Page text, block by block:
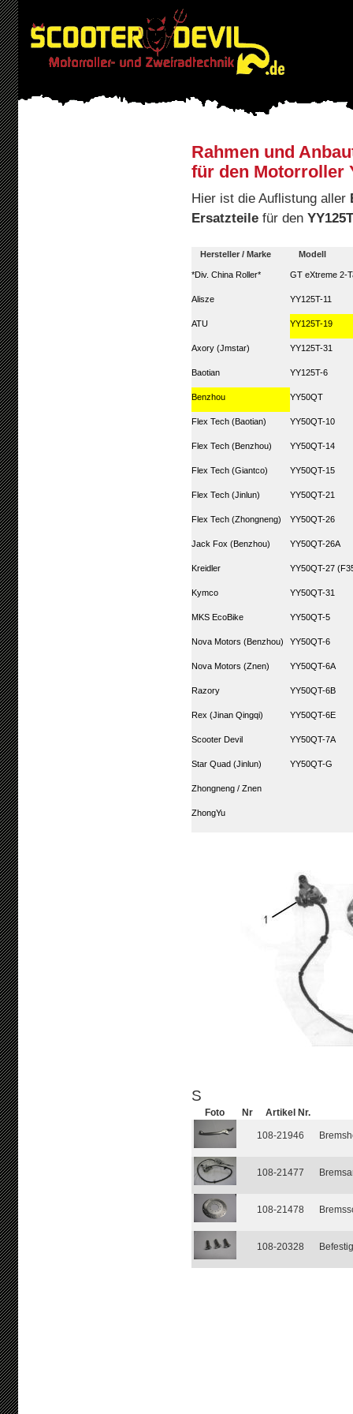
Rahmen und
für den Motorroller
Hier ist die Auflistung aller
Ersatzteile für den
Hersteller / Marke Modell
*Div. China Roller*
Alisze
ATU
Axory (Jmstar)
Baotian
Benzhou
Flex Tech (Baotian)
Flex Tech (Benzhou)
Flex Tech (Giantco)
Flex Tech (Jinlun)
Flex Tech (Zhongneng)
Jack Fox (Benzhou)
Kreidler
Kymco
MKS EcoBike
Nova Motors (Benzhou)
Nova Motors (Znen)
Razory
Rex (Jinan Qingqi)
Scooter Devil
Star Quad (Jinlun)
Zhongneng / Znen
ZhongYu
GT eXtreme 2-
YY125T-11
YY125T-19
YY125T-31
YY125T-6
YY50QT
YY50QT-10
YY50QT-14
YY50QT-15
YY50QT-21
YY50QT-26
YY50QT-26A
YY50QT-27
YY50QT-31
YY50QT-5
YY50QT-6
YY50QT-6A
YY50QT-6B
YY50QT-6E
YY50QT-7A
YY50QT-G
S
Foto Nr Artikel Nr.
108-21946
108-21477
108-21478
108-20328